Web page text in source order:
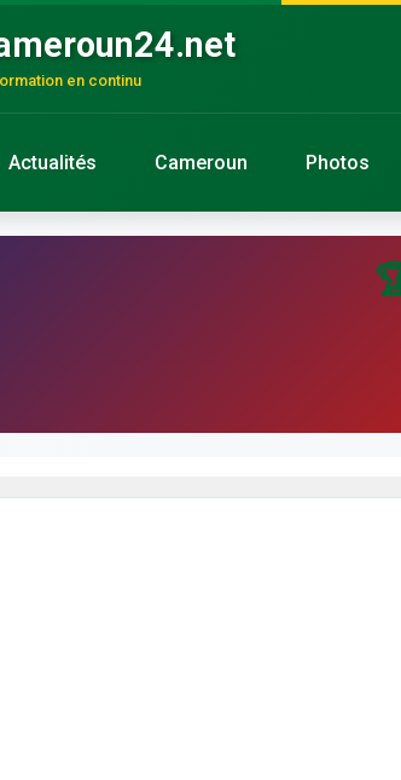
en continu
Actualités Cameroun Photos